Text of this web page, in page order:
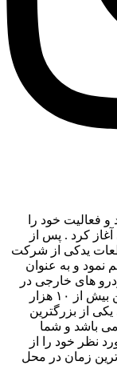
۱۳۶۵ تاسیس شد و فعالیت خود را
کرد . پس از
قطعات یدکی از شرکت
نمود و به عنوان
های خارجی در
بازارشناخته شد . فروشگاه سام پارت با داشتن بیش از ۱۰ هزار
از بزرگترین
باشد و شما
نظر خود را از
زمان در محل